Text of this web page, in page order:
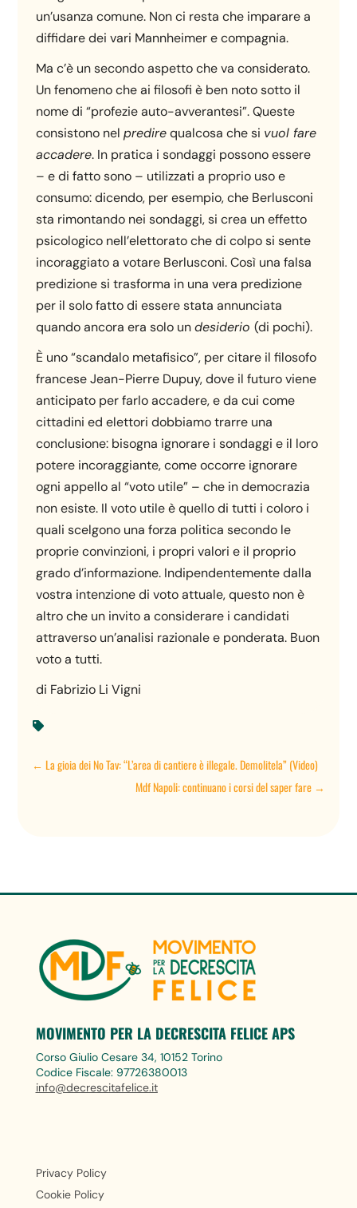
un’usanza comune. Non ci resta che imparare a
diffidare dei vari Mannheimer e compagnia.
Ma c’è un secondo aspetto che va considerato.
Un fenomeno che ai filosofi è ben noto sotto il
nome di “profezie auto-avverantesi”. Queste
consistono nelpredirequalcosa che si vuol fare
accadere. In pratica i sondaggi possono essere
– e di fatto sono – utilizzati a proprio uso e
consumo: dicendo, per esempio, che Berlusconi
sta rimontando nei sondaggi, si crea un effetto
psicologico nell’elettorato che di colpo si sente
incoraggiato a votare Berlusconi. Così una falsa
predizione si trasforma in una vera predizione
per il solo fatto di essere stata annunciata
quando ancora era solo undesiderio(di pochi).
È uno “scandalo metafisico”, per citare il filosofo
francese Jean-Pierre Dupuy, dove il futuro viene
anticipato per farlo accadere, e da cui come
cittadini ed elettori dobbiamo trarre una
conclusione: bisogna ignorare i sondaggi e il loro
potere incoraggiante, come occorre ignorare
ogni appello al “voto utile” – che in democrazia
non esiste. Il voto utile è quello di tutti i coloro i
quali scelgono una forza politica secondo le
proprie convinzioni, i propri valori e il proprio
grado d’informazione. Indipendentemente dalla
vostra intenzione di voto attuale, questo non è
altro che un invito a considerare i candidati
attraverso un’analisi razionale e ponderata. Buon
voto a tutti.
di Fabrizio Li Vigni

←La gioia dei No Tav: “L’area di cantiere è illegale. Demolitela” (Video)
Mdf Napoli: continuano i corsi del saper fare→
MOVIMENTO PER LA DECRESCITA FELICE APS
Corso Giulio Cesare 34, 10152 Torino
Codice Fiscale: 97726380013
info@decrescitafelice.it
Privacy Policy
Cookie Policy